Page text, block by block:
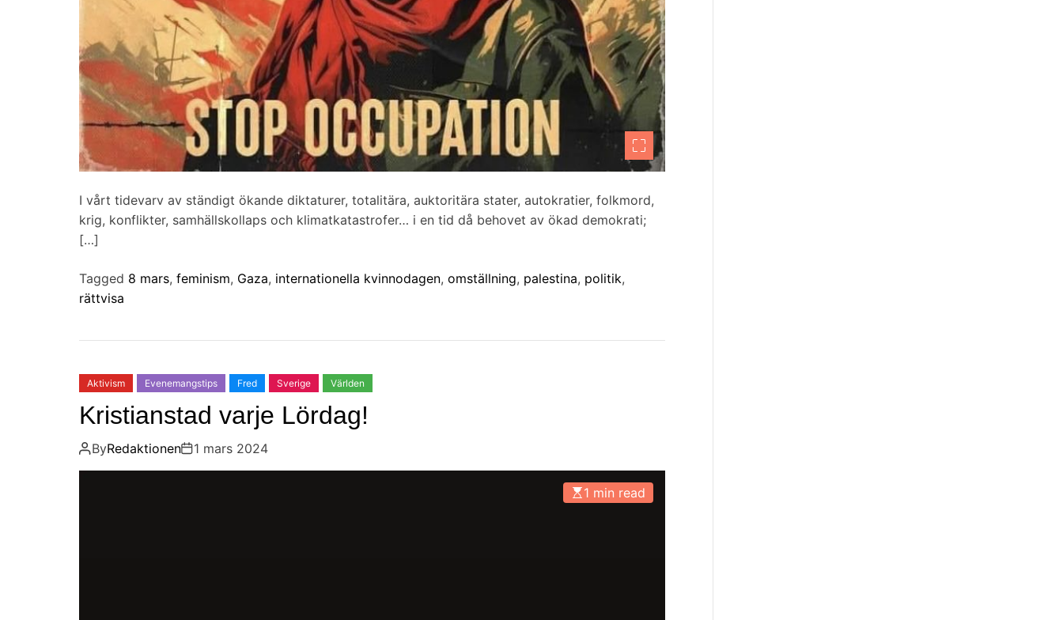
I vårt tidevarv av ständigt ökande diktaturer, totalitära, auktoritära stater, autokratier, folkmord,
krig, konflikter, samhällskollaps och klimatkatastrofer… i en tid då behovet av ökad demokrati;
[…]
Tagged 8 mars, feminism, Gaza, internationella kvinnodagen, omställning, palestina, politik,
rättvisa
Aktivism Evenemangstips Fred Sverige Världen
Kristianstad varje Lördag!
ByRedaktionen 1 mars 2024
1 min read